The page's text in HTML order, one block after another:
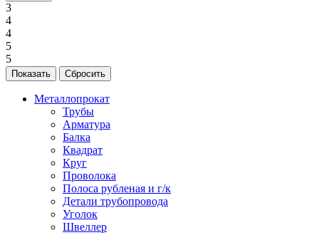
3
4
4
5
5
Сбросить
Металлопрокат
Трубы
Арматура
Балка
Квадрат
Круг
Проволока
Полоса рубленая и г/к
Детали трубопровода
Уголок
Швеллер